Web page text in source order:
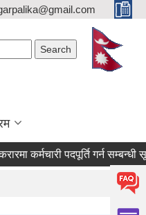
पदपूर्ति गर्न सम्बन्धी सूचना